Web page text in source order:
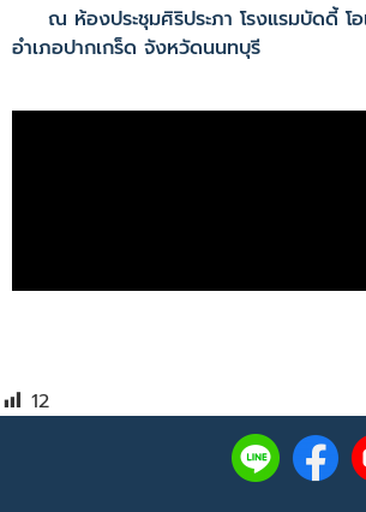
ณ ห้องประชุมศิริประภา โรงแรมบัดดี้ โอ
อำเภอปากเกร็ด จังหวัดนนทบุรี
12